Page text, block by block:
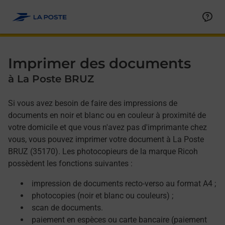
Imprimer des documents
à La Poste BRUZ
Si vous avez besoin de faire des impressions de
documents en noir et blanc ou en couleur à proximité de
votre domicile et que vous n'avez pas d'imprimante chez
vous, vous pouvez imprimer votre document à La Poste
BRUZ (35170). Les photocopieurs de la marque Ricoh
possèdent les fonctions suivantes :
impression de documents recto-verso au format A4 ;
photocopies (noir et blanc ou couleurs) ;
scan de documents.
paiement en espèces ou carte bancaire (paiement